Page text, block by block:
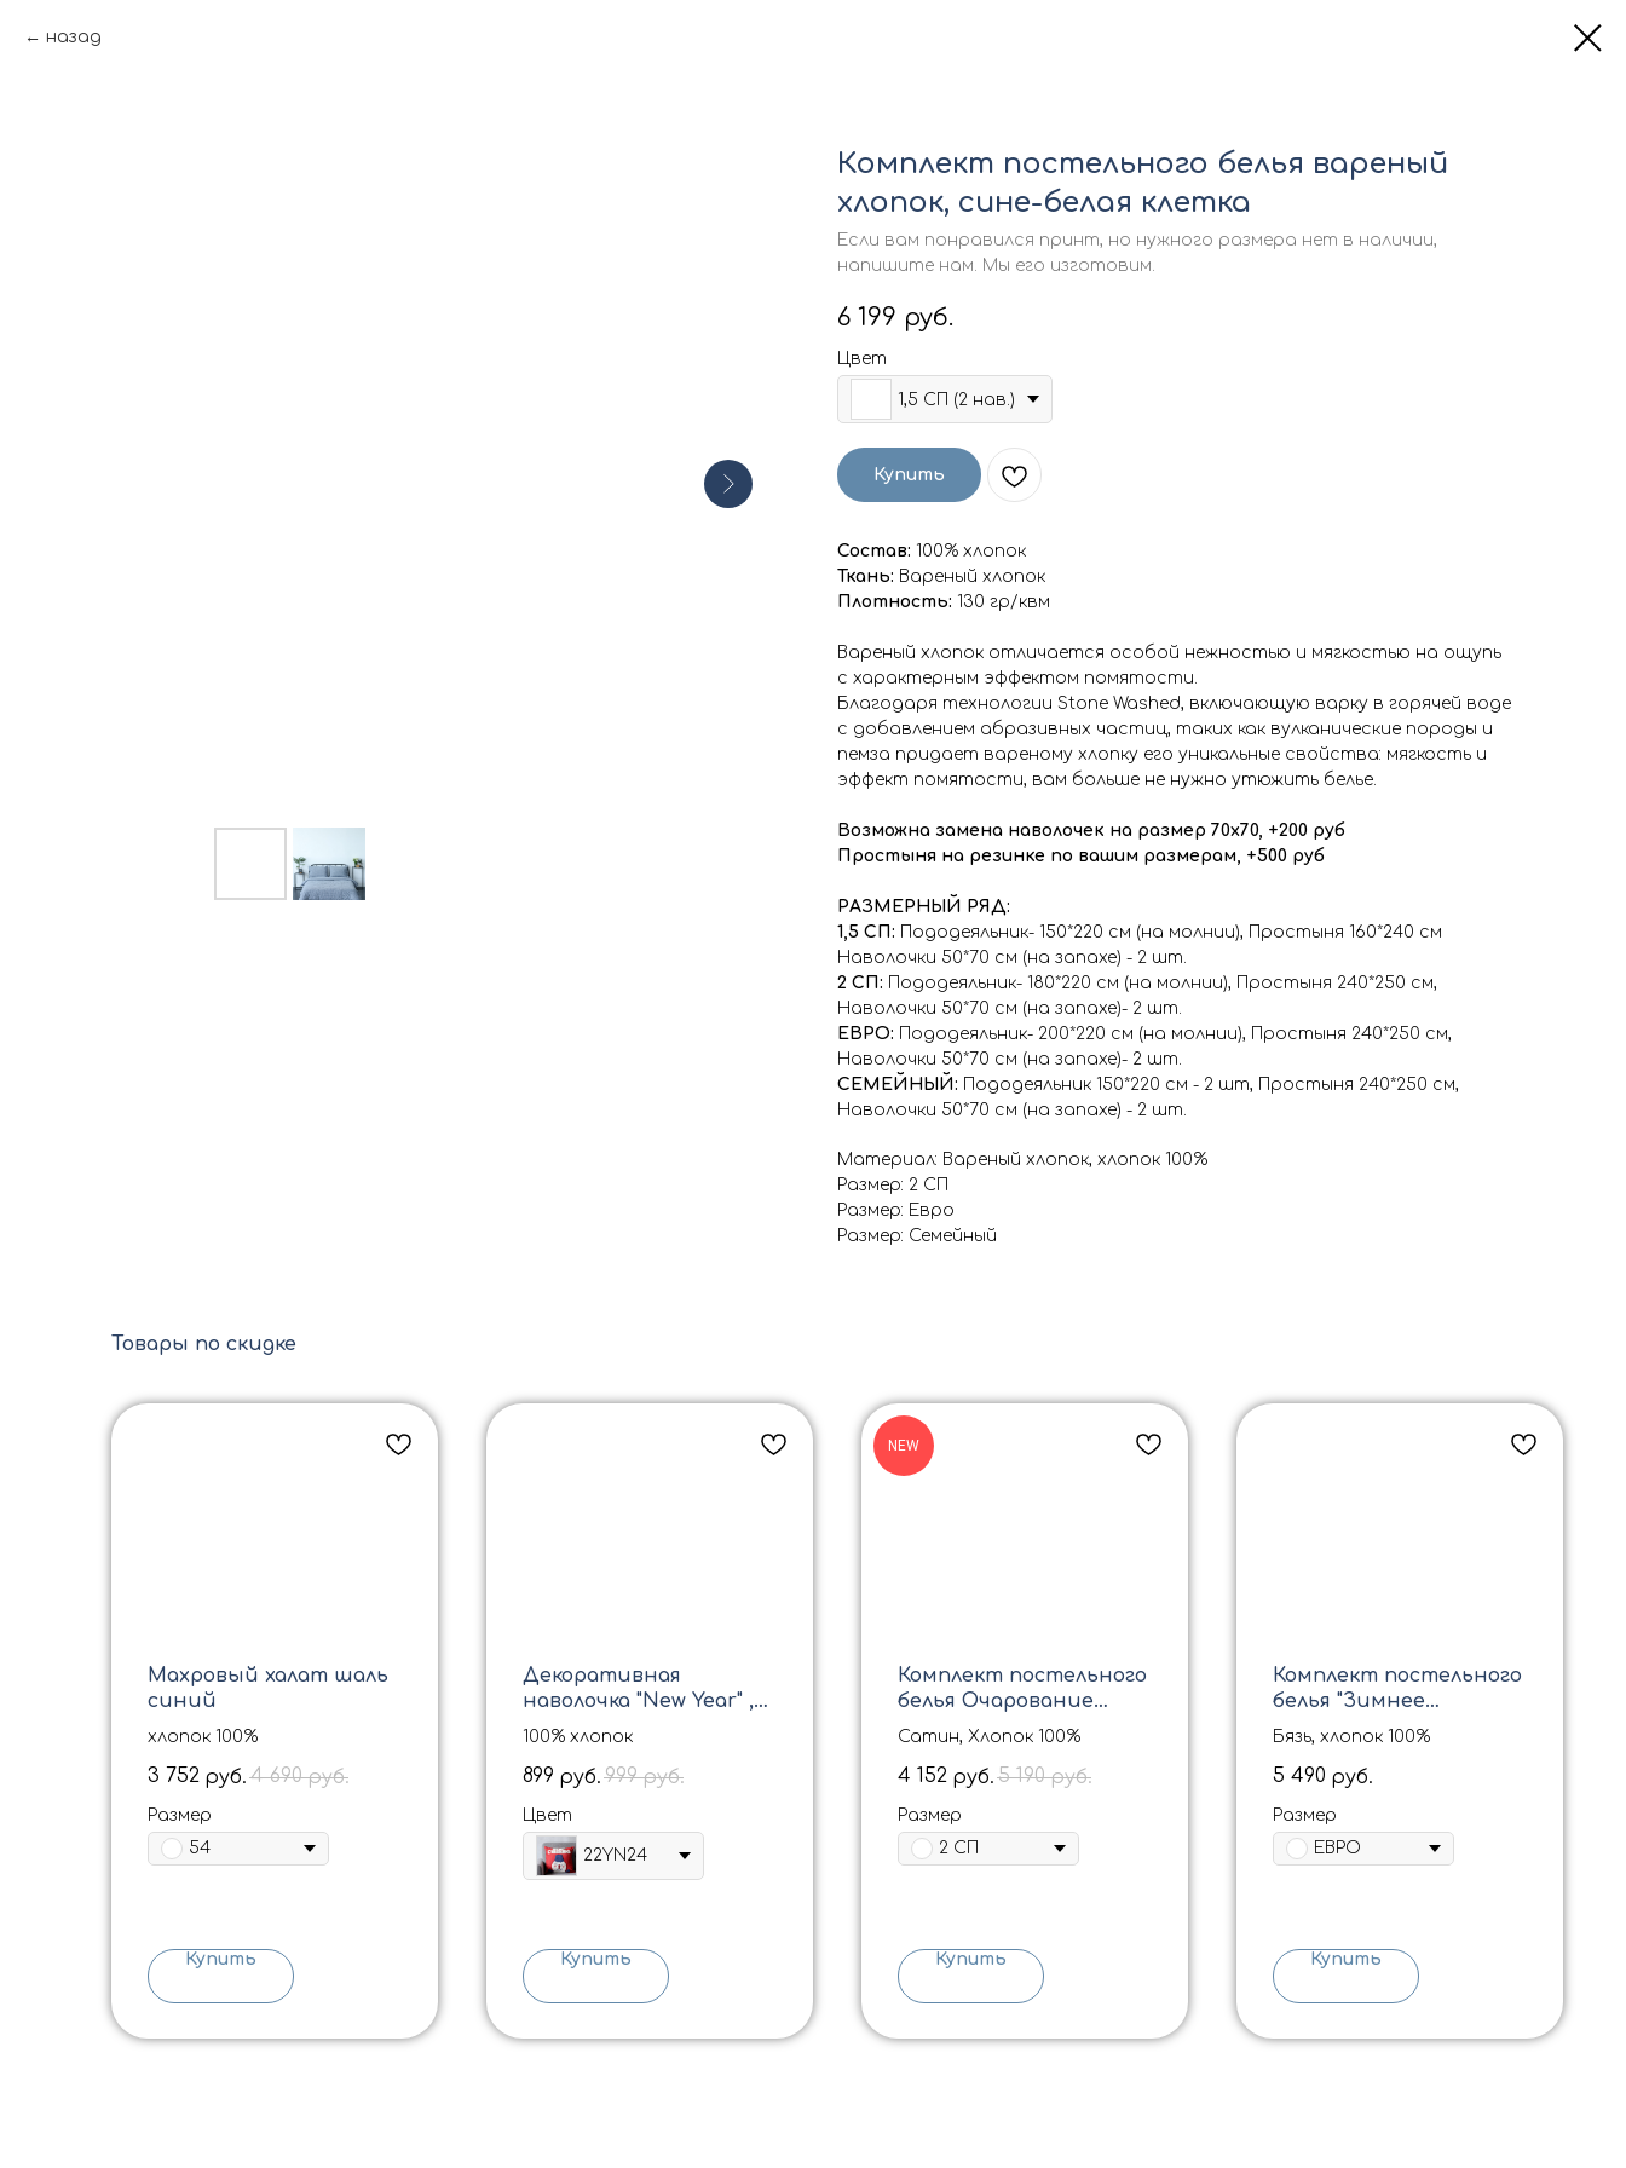
назад
Комплект постельного белья вареный
хлопок, сине-белая клетка
Если вам понравился принт, но нужного размера нет в наличии,
напишите нам. Мы его изготовим.
6 199 руб.
Цвет
1,5 СП (2 нав.)
Купить
Состав: 100% хлопок
Ткань: Вареный хлопок
Плотность: 130 гр/квм
Вареный хлопок отличается особой нежностью и мягкостью на ощупь
с характерным эффектом помятости.
Благодаря технологии Stone Washed, включающую варку в горячей воде
с добавлением абразивных частиц, таких как вулканические породы и
пемза придает вареному хлопку его уникальные свойства: мягкость и
эффект помятости, вам больше не нужно утюжить белье.
Возможна замена наволочек на размер 70х70, +200 руб
Простыня на резинке по вашим размерам, +500 руб
РАЗМЕРНЫЙ РЯД:
1,5 СП: Пододеяльник- 150*220 см (на молнии), Простыня 160*240 см
Наволочки 50*70 см (на запахе) - 2 шт.
2 СП: Пододеяльник- 180*220 см (на молнии), Простыня 240*250 см,
Наволочки 50*70 см (на запахе)- 2 шт.
ЕВРО: Пододеяльник- 200*220 см (на молнии), Простыня 240*250 см,
Наволочки 50*70 см (на запахе)- 2 шт.
СЕМЕЙНЫЙ: Пододеяльник 150*220 см - 2 шт, Простыня 240*250 см,
Наволочки 50*70 см (на запахе) - 2 шт.
Материал: Вареный хлопок, хлопок 100%
Размер: 2 СП
Размер: Евро
Размер: Семейный
Товары по скидке
Махровый халат шаль
синий
хлопок 100%
3 752 руб. 4 690 руб.
Размер
54
Купить
Декоративная
наволочка "New Year" ,
45*45 см
100% хлопок
899 руб. 999 руб.
Цвет
22YN24
Купить
NEW
Комплект постельного
белья Очарование
"HARMONI BEZH"
Сатин, Хлопок 100%
4 152 руб. 5 190 руб.
Размер
2 СП
Купить
Комплект постельного
белья "Зимнее
волшебство"
Бязь, хлопок 100%
5 490 руб.
Размер
ЕВРО
Купить